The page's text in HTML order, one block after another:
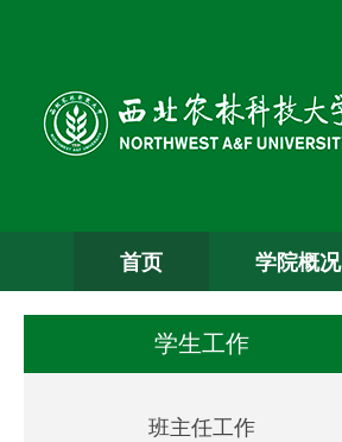
首页 学院概况
学生工作
班主任工作